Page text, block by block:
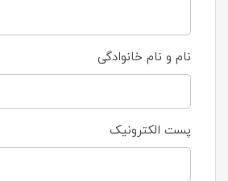
نام و نام خانوادگی
پست الکترونیک